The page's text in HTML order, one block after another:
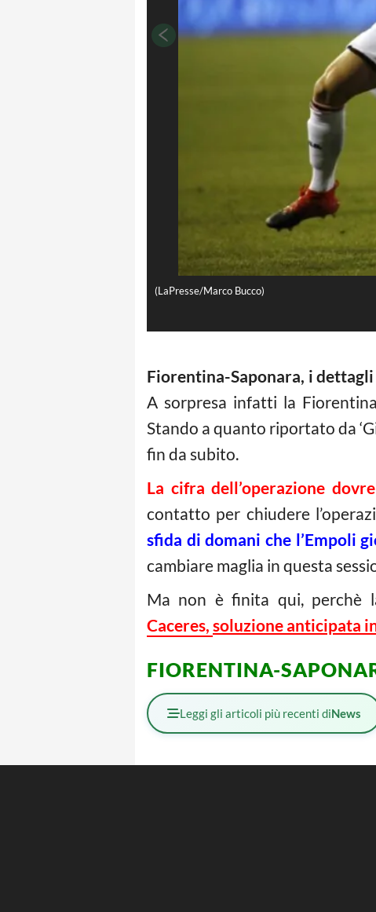
(LaPresse/Marco Bucco)
Fiorentina-Saponara, i dettagli
A sorpresa infatti la
Stando a quanto riportato da
fin da subito.
La cifra dell’operazione
contatto per chiudere
sfida di domani che l’Empoli
cambiare maglia in questa
Ma non è finita qui, perchè
Caceres, soluzione anticipata
FIORENTINA-
Leggi gli articoli più recenti diNews